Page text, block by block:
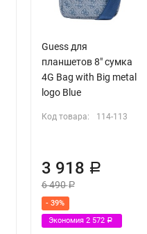
Guess для
планшетов 8" сумка
4G Bag with Big metal
logo Blue
Код товара: 114-113
3 918 Р
6 490Р
- 39%
Экономия 2 572 Р